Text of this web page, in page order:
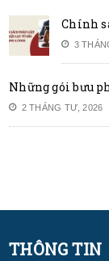
Chính
3
Những gói bưu
2 THÁNG TƯ, 2026
THÔNG TIN